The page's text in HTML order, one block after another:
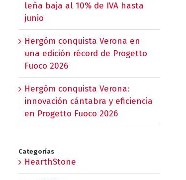
leña baja al 10% de IVA hasta
junio
Hergóm conquista Verona en
una edición récord de Progetto
Fuoco 2026
Hergóm conquista Verona:
innovación cántabra y eficiencia
en Progetto Fuoco 2026
Categorías
HearthStone